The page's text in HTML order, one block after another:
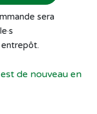
sera
de nouveau en